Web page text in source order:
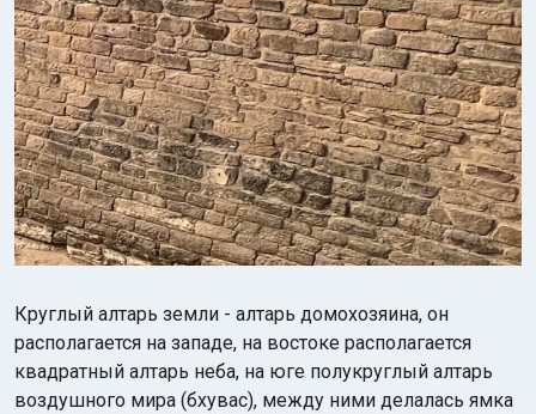
Круглый алтарь земли - алтарь домохозяина, он
располагается на западе, на востоке располагается
квадратный алтарь неба, на юге полукруглый алтарь
воздушного мира (бхувас), между ними делалась ямка